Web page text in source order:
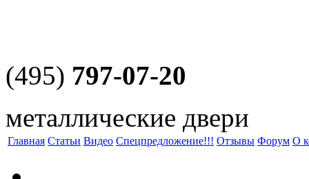
(495) 797-07-20
металлические двери
Главная Статьи Видео Спецпредложение!!! Отзывы Форум О